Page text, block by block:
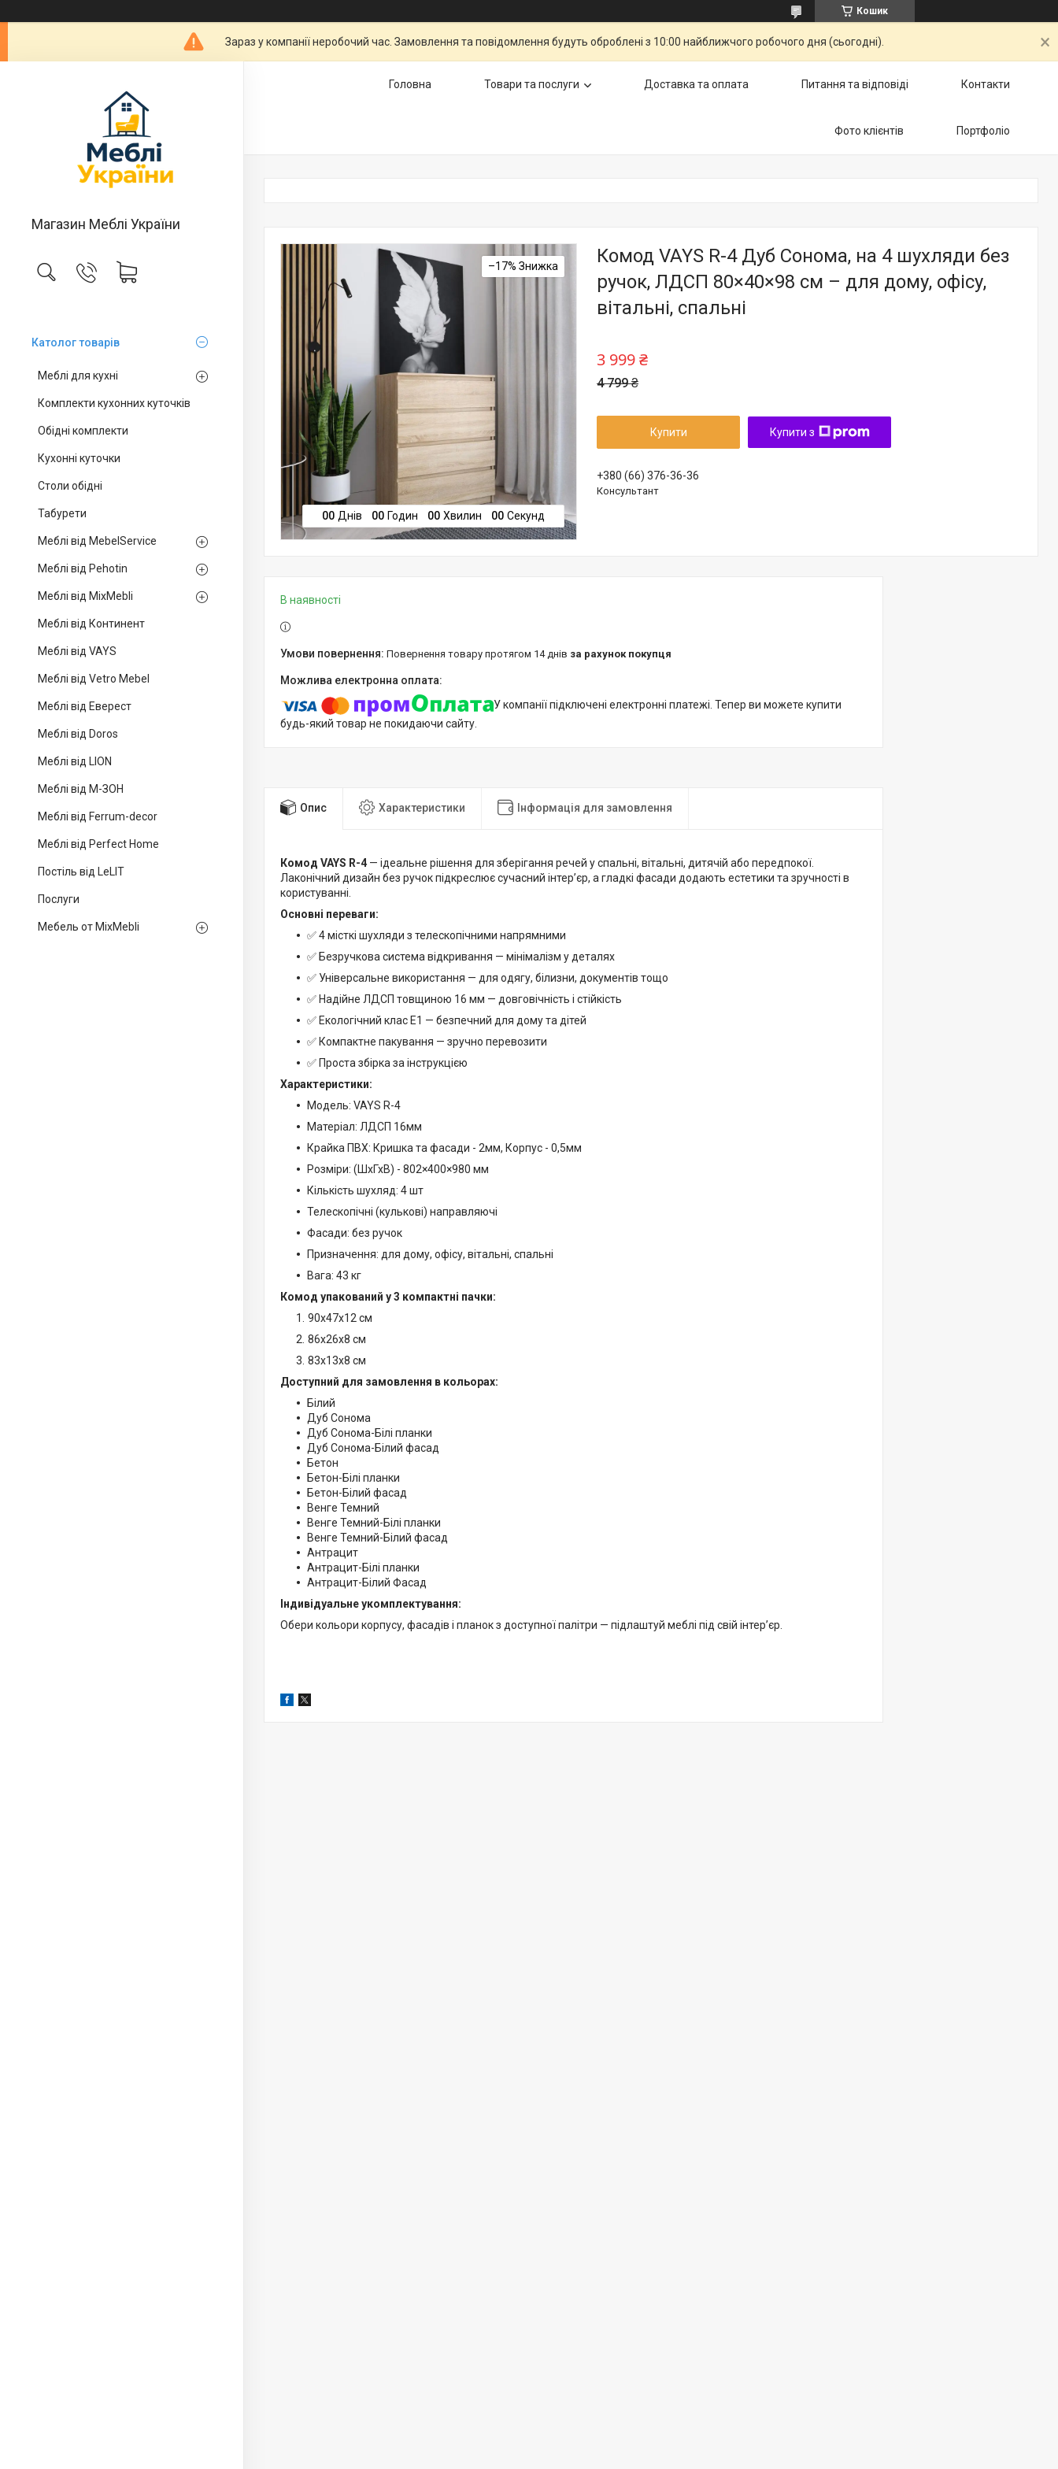
Кошик
Зараз у компанії неробочий час. Замовлення та повідомлення будуть оброблені з 10:00 найближчого робочого дня (сьогодні).
Магазин Меблі України
Католог товарів
Меблі для кухні
Комплекти кухонних куточків
Обідні комплекти
Кухонні куточки
Столи обідні
Табурети
Меблі від MebelService
Меблі від Pehotin
Меблі від MixMebli
Меблі від Континент
Меблі від VAYS
Меблі від Vetro Mebel
Меблі від Еверест
Меблі від Doros
Меблі від LION
Меблі від М-ЗОН
Меблі від Ferrum-decor
Меблі від Perfect Home
Постіль від LeLIT
Послуги
Мебель от MixMebli
Головна Товари та послуги Доставка та оплата Питання та відповіді Контакти
Фото клієнтів Портфоліо
–17%
00 Днів 00 Годин 00 Хвилин 00 Секунд
Комод VAYS R-4 Дуб Сонома, на 4 шухляди без
ручок, ЛДСП 80×40×98 см – для дому, офісу,
вітальні, спальні
4 799 ₴
3 999 ₴
Купити Купити з
+380 (66) 376-36-36
Консультант
В наявності
повернення товару протягом 14 днів за рахунок покупця
У компанії підключені електронні платежі. Тепер ви можете купити
будь-який товар не покидаючи сайту.
Опис Характеристики Інформація для замовлення
Комод VAYS R-4 — ідеальне рішення для зберігання речей у спальні, вітальні, дитячій або передпокої.
Лаконічний дизайн без ручок підкреслює сучасний інтер’єр, а гладкі фасади додають естетики та зручності в
користуванні.
Основні переваги:
✅ 4 місткі шухляди з телескопічними напрямними
✅ Безручкова система відкривання — мінімалізм у деталях
✅ Універсальне використання — для одягу, білизни, документів тощо
✅ Надійне ЛДСП товщиною 16 мм — довговічність і стійкість
✅ Екологічний клас Е1 — безпечний для дому та дітей
✅ Компактне пакування — зручно перевозити
✅ Проста збірка за інструкцією
Характеристики:
Модель: VAYS R-4
Матеріал: ЛДСП 16мм
Крайка ПВХ: Кришка та фасади - 2мм, Корпус - 0,5мм
Розміри: (ШхГхВ) - 802×400×980 мм
Кількість шухляд: 4 шт
Телескопічні (кулькові) направляючі
Фасади: без ручок
Призначення: для дому, офісу, вітальні, спальні
Вага: 43 кг
Комод упакований у 3 компактні пачки:
90х47х12 см
86х26х8 см
83х13х8 см
Доступний для замовлення в кольорах:
Білий
Дуб Сонома
Дуб Сонома-Білі планки
Дуб Сонома-Білий фасад
Бетон
Бетон-Білі планки
Бетон-Білий фасад
Венге Темний
Венге Темний-Білі планки
Венге Темний-Білий фасад
Антрацит
Антрацит-Білі планки
Антрацит-Білий Фасад
Індивідуальне укомплектування:
Обери кольори корпусу, фасадів і планок з доступної палітри — підлаштуй меблі під свій інтер’єр.